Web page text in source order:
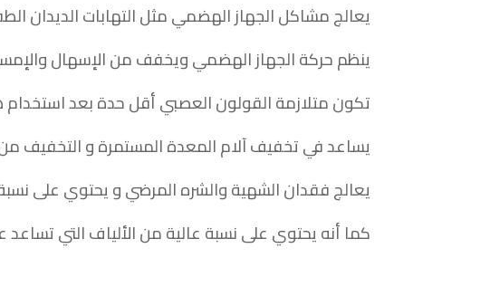
يعالج مشاكل الجهاز الهضمي مثل التهابات الديدان
ينظم حركة الجهاز الهضمي ويخفف من الإسهال
تكون متلازمة القولون العصبي أقل حدة بعد
يساعد في تخفيف آلام المعدة المستمرة و التخفيف
يعالج فقدان الشهية والشره المرضي و يحتوي على
كما أنه يحتوي على نسبة عالية من الألياف التي